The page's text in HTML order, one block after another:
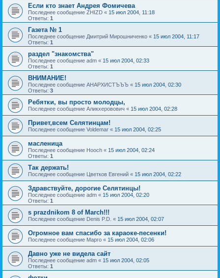
Если кто знает Андрея Фомичева
Последнее сообщение ZHIZD « 15 июл 2004, 11:18
Ответы: 1
Газета № 1
Последнее сообщение Дмитрий Мирошниченко « 15 июл 2004, 11:17
Ответы: 1
раздел "знакомства"
Последнее сообщение adm « 15 июл 2004, 02:33
Ответы: 1
ВНИМАНИЕ!
Последнее сообщение АНАРХИСТЪЪЪ « 15 июл 2004, 02:30
Ответы: 3
Ребятки, вы просто молодцы,
Последнее сообщение Аликхеровович « 15 июл 2004, 02:28
Привет,всем Селятинцам!
Последнее сообщение Voldemar « 15 июл 2004, 02:25
масленица
Последнее сообщение Hooch « 15 июл 2004, 02:24
Ответы: 1
Так держать!
Последнее сообщение Цветков Евгений « 15 июл 2004, 02:22
Здравствуйте, дорогие Селятинцы!
Последнее сообщение adm « 15 июл 2004, 02:20
Ответы: 1
s prazdnikom 8 of March!!!
Последнее сообщение Denis P.D. « 15 июл 2004, 02:07
Огромное вам спасибо за караоке-песенки!
Последнее сообщение Марго « 15 июл 2004, 02:06
Давно уже не видела сайт
Последнее сообщение adm « 15 июл 2004, 02:05
Ответы: 1